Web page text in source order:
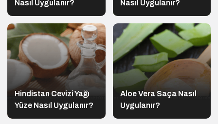
Nasıl Uygulanır?
Nasıl Uygulanır?
Hindistan Cevizi Yağı
Yüze Nasıl Uygulanır?
Aloe Vera Saça Nasıl
Uygulanır?